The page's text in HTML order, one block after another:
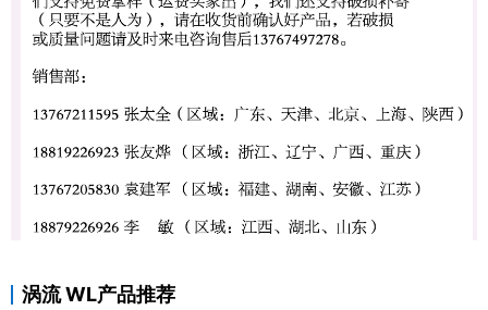
涡流 WL产品推荐